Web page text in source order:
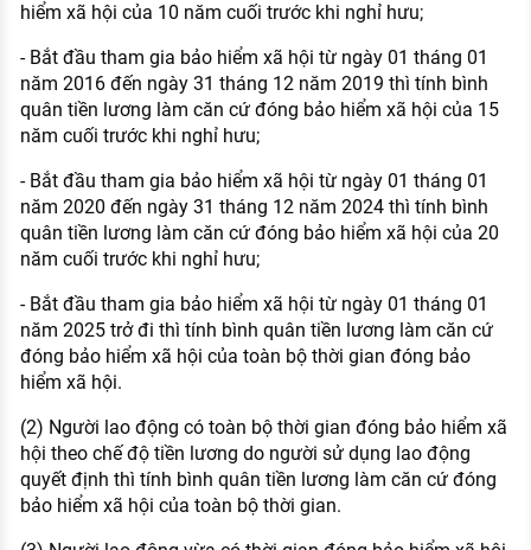
hiểm xã hội của 10 năm cuối trước khi nghỉ hưu;
- Bắt đầu tham gia bảo hiểm xã hội từ ngày 01 tháng 01
năm 2016 đến ngày 31 tháng 12 năm 2019 thì tính bình
quân tiền lương làm căn cứ đóng bảo hiểm xã hội của 15
năm cuối trước khi nghỉ hưu;
- Bắt đầu tham gia bảo hiểm xã hội từ ngày 01 tháng 01
năm 2020 đến ngày 31 tháng 12 năm 2024 thì tính bình
quân tiền lương làm căn cứ đóng bảo hiểm xã hội của 20
năm cuối trước khi nghỉ hưu;
- Bắt đầu tham gia bảo hiểm xã hội từ ngày 01 tháng 01
năm 2025 trở đi thì tính bình quân tiền lương làm căn cứ
đóng bảo hiểm xã hội của toàn bộ thời gian đóng bảo
hiểm xã hội.
(2) Người lao động có toàn bộ thời gian đóng bảo hiểm xã
hội theo chế độ tiền lương do người sử dụng lao động
quyết định thì tính bình quân tiền lương làm căn cứ đóng
bảo hiểm xã hội của toàn bộ thời gian.